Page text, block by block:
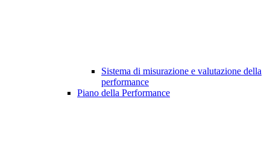
Sistema di misurazione e valutazione della
performance
Piano della Performance